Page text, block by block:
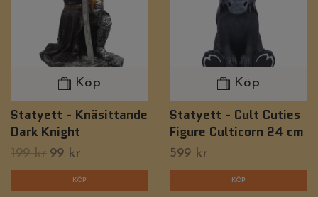
Köp
Statyett - Knäsittande
Dark Knight
199 kr 99 kr
Köp
Statyett - Cult Cuties
Figure Culticorn 24 cm
599 kr